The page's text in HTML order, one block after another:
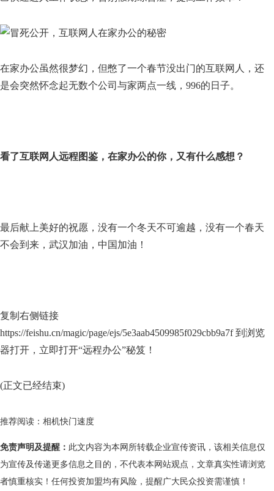
在家办公虽然很梦幻，但憋了一个春节没出门的互联网人，还
是会突然怀念起无数个公司与家两点一线，996的日子。
看了互联网人远程图鉴，在家办公的你，又有什么感想？
最后献上美好的祝愿，没有一个冬天不可逾越，没有一个春天
不会到来，武汉加油，中国加油！
复制右侧链接
https://feishu.cn/magic/page/ejs/5e3aab4509985f029cbb9a7f 到浏览
器打开，立即打开“远程办公”秘笈！
(正文已经结束)
推荐阅读： 相机快门速度
免责声明及提醒： 此文内容为本网所转载企业宣传资讯，该相关信息仅
为宣传及传递更多信息之目的，不代表本网站观点，文章真实性请浏览
者慎重核实！任何投资加盟均有风险，提醒广大民众投资需谨慎！